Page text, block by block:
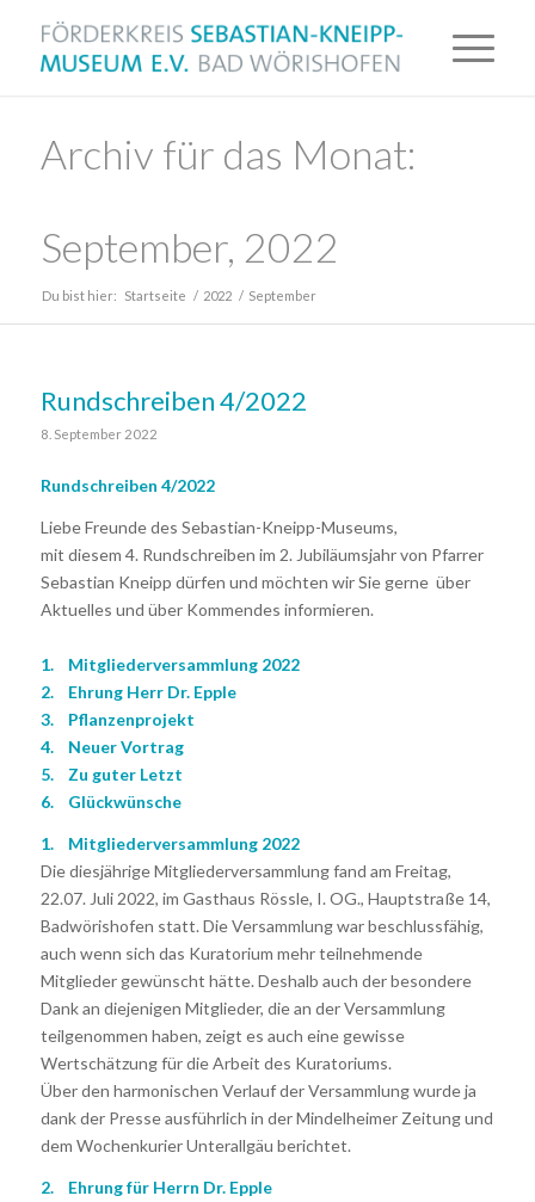
Archiv für das Monat:
September, 2022
Du bist hier: Startseite / 2022 / September
Rundschreiben 4/2022
8. September 2022
Rundschreiben 4/2022
Liebe Freunde des Sebastian-Kneipp-Museums,
mit diesem 4. Rundschreiben im 2. Jubiläumsjahr von Pfarrer
Sebastian Kneipp dürfen und möchten wir Sie gerne über
Aktuelles und über Kommendes informieren.
1. Mitgliederversammlung 2022
2. Ehrung Herr Dr. Epple
3. Pflanzenprojekt
4. Neuer Vortrag
5. Zu guter Letzt
6. Glückwünsche
1. Mitgliederversammlung 2022
Die diesjährige Mitgliederversammlung fand am Freitag,
22.07. Juli 2022, im Gasthaus Rössle, I. OG., Hauptstraße 14,
Badwörishofen statt. Die Versammlung war beschlussfähig,
auch wenn sich das Kuratorium mehr teilnehmende
Mitglieder gewünscht hätte. Deshalb auch der besondere
Dank an diejenigen Mitglieder, die an der Versammlung
teilgenommen haben, zeigt es auch eine gewisse
Wertschätzung für die Arbeit des Kuratoriums.
Über den harmonischen Verlauf der Versammlung wurde ja
dank der Presse ausführlich in der Mindelheimer Zeitung und
dem Wochenkurier Unterallgäu berichtet.
2. Ehrung für Herrn Dr. Epple